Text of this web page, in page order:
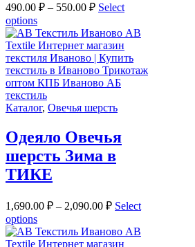
490.00 ₽ – 550.00 ₽ Select
options
Каталог, Овечья шерсть
Одеяло Овечья
шерсть Зима в
ТИКЕ
1,690.00 ₽ – 2,090.00 ₽ Select
options